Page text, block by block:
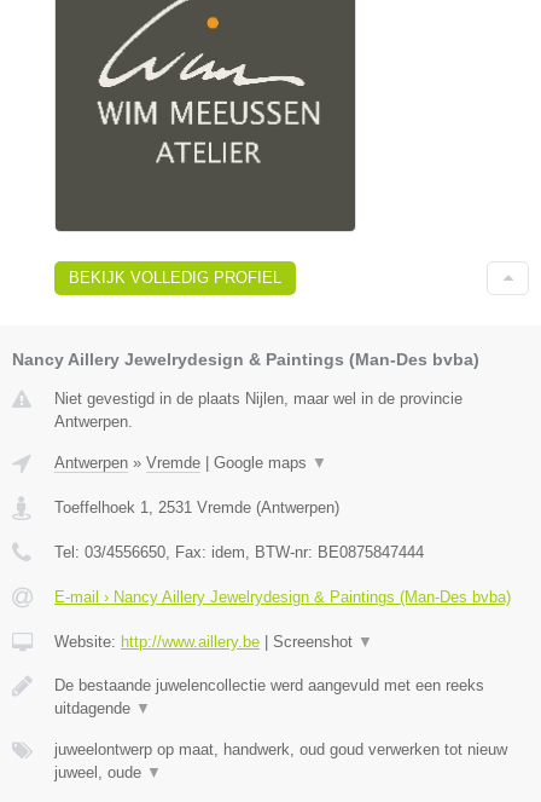
BEKIJK VOLLEDIG PROFIEL
Nancy Aillery Jewelrydesign & Paintings (Man-Des bvba)
Niet gevestigd in de plaats Nijlen, maar wel in de provincie
Antwerpen.
Antwerpen » Vremde Google maps ▼
Toeffelhoek 1, 2531 Vremde (Antwerpen)
Tel: 03/4556650, Fax: idem, BTW-nr: BE0875847444
E-mail › Nancy Aillery Jewelrydesign & Paintings (Man-Des bvba)
Website: http://www.aillery.be Screenshot ▼
De bestaande juwelencollectie werd aangevuld met een reeks
uitdagende ▼
juweelontwerp op maat, handwerk, oud goud verwerken tot nieuw
juweel, oude ▼